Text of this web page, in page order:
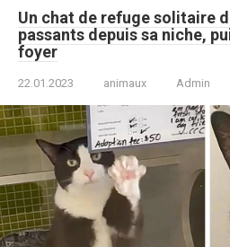
Un chat de refuge solitaire
passants depuis sa niche,
foyer
22.01.2023 animaux Admin